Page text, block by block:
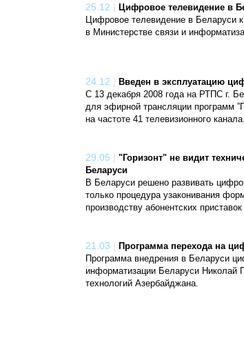
25.12 | Цифровое телевидение в
Цифровое телевидение в Беларуси
в Министерстве связи и
24.12 | Введен в эксплуатацию
С 13 декабря 2008 года на РТПС г.
для эфирной трансляции программ
на частоте 41 телевизионного канала.
29.05 | "Горизонт" не видит
Беларуси
В Беларуси решено развивать
только процедура узаконивания
производству абонентских
21.03 | Программа перехода на
Программа внедрения в Беларуси
информатизации Беларуси Николай
технологий Азербайджана.